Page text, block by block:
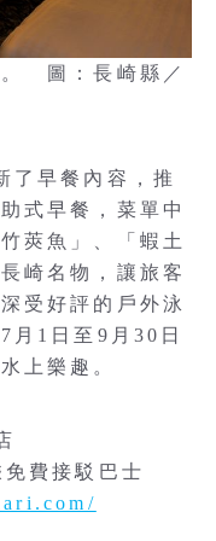
圖：長崎縣／
了早餐內容，推
式早餐，菜單中
莢魚」、「蝦土
崎名物，讓旅客
受好評的戶外泳
月1日至9月30日
上樂趣。
費接駁巴士